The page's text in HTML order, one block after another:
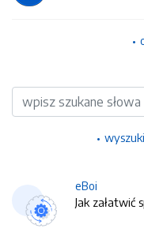
Wyszukiwarka
eBoi
Jak załatwić